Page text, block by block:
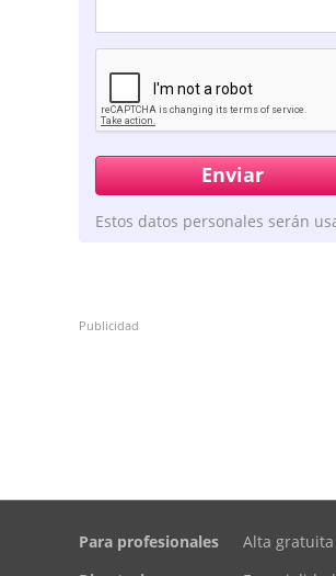
Estos datos personales serán
Publicidad
Para profesionales Alta